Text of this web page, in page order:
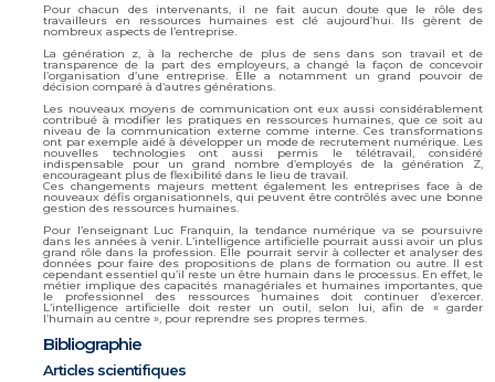
Pour chacun des intervenants, il ne fait aucun doute que le rôle des
travailleurs en ressources humaines est clé aujourd’hui. Ils gèrent de
nombreux aspects de l’entreprise.
La génération z, à la recherche de plus de sens dans son travail et de
transparence de la part des employeurs, a changé la façon de concevoir
l’organisation d’une entreprise. Elle a notamment un grand pouvoir de
décision comparé à d’autres générations.
Les nouveaux moyens de communication ont eux aussi considérablement
contribué à modifier les pratiques en ressources humaines, que ce soit au
niveau de la communication externe comme interne. Ces transformations
ont par exemple aidé à développer un mode de recrutement numérique. Les
nouvelles technologies ont aussi permis le télétravail, considéré
indispensable pour un grand nombre d’employés de la génération Z,
encourageant plus de flexibilité dans le lieu de travail.
Ces changements majeurs mettent également les entreprises face à de
nouveaux défis organisationnels, qui peuvent être contrôlés avec une bonne
gestion des ressources humaines.
Pour l’enseignant Luc Franquin, la tendance numérique va se poursuivre
dans les années à venir. L’intelligence artificielle pourrait aussi avoir un plus
grand rôle dans la profession. Elle pourrait servir à collecter et analyser des
données pour faire des propositions de plans de formation ou autre. Il est
cependant essentiel qu’il reste un être humain dans le processus. En effet, le
métier implique des capacités managériales et humaines importantes, que
le professionnel des ressources humaines doit continuer d’exercer.
L’intelligence artificielle doit rester un outil, selon lui, afin de « garder
l’humain au centre », pour reprendre ses propres termes.
Bibliographie
Articles scientifiques